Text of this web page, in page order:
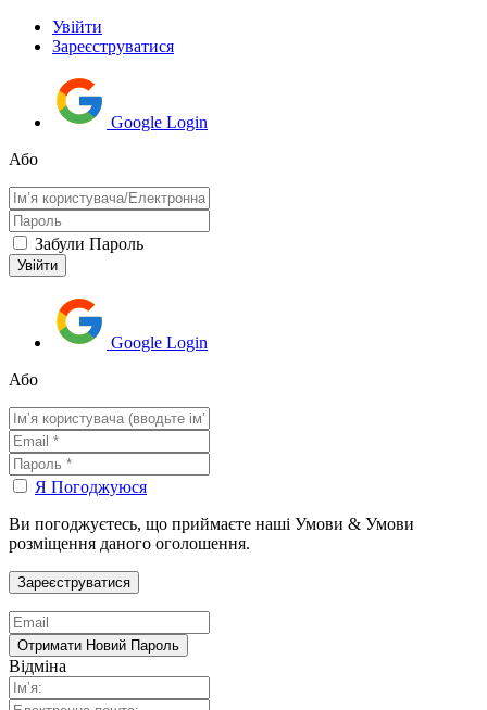
Увійти
Зареєструватися
Google Login
Або
Забули Пароль
Google Login
Або
Я Погоджуюся
Ви погоджуєтесь, що приймаєте наші Умови & Умови
розміщення даного оголошення.
Відміна